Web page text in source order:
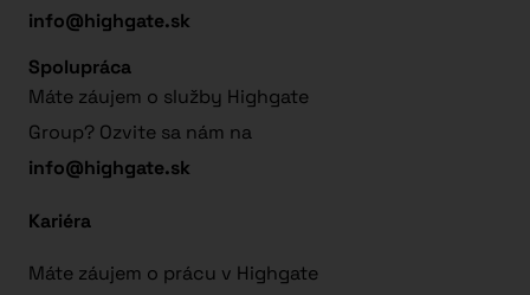
info@highgate.sk
Spolupráca
Máte záujem o služby Highgate
Group? Ozvite sa nám na
info@highgate.sk
Kariéra
Máte záujem o prácu v Highgate